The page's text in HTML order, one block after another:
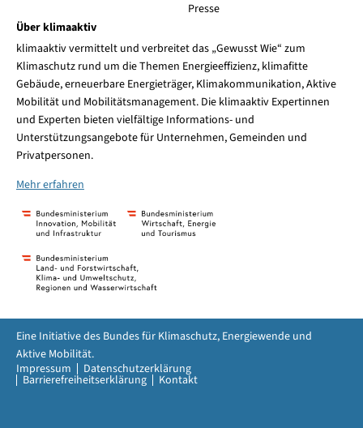
Presse
Über klimaaktiv
klimaaktiv vermittelt und verbreitet das „Gewusst Wie“ zum
Klimaschutz rund um die Themen Energieeffizienz, klimafitte
Gebäude, erneuerbare Energieträger, Klimakommunikation, Aktive
Mobilität und Mobilitätsmanagement. Die klimaaktiv Expertinnen
und Experten bieten vielfältige Informations- und
Unterstützungsangebote für Unternehmen, Gemeinden und
Privatpersonen.
Mehr erfahren
Impressum Datenschutzerklärung
Barrierefreiheitserklärung Kontakt
Eine Initiative des Bundes für Klimaschutz, Energiewende und
Aktive Mobilität.